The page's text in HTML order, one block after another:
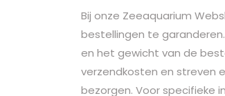
Bij onze Zeeaquarium
bestellingen te
en het gewicht van de
verzendkosten en streven
bezorgen. Voor specifieke